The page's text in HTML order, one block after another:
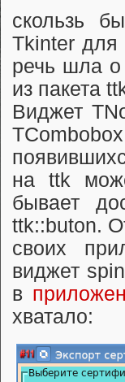
скользь
Tkinter для
речь шла о
из пакета
Виджет
на ttk
бывает
ttk::buton.
своих
виджет
в
хватало: